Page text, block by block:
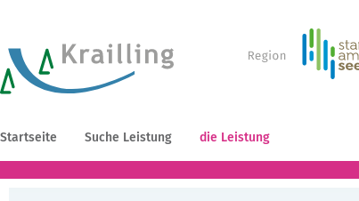
Startseite Suche Leistung die Leistung